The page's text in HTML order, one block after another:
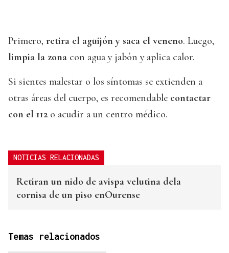
Primero, retira el aguijón y saca el veneno. Luego,
limpia la zona con agua y jabón y aplica calor.
Si sientes malestar o los síntomas se extienden a
otras áreas del cuerpo, es recomendable contactar
con el 112 o acudir a un centro médico.
NOTICIAS RELACIONADAS
Retiran un nido de avispa velutina dela
cornisa de un piso enOurense
Temas relacionados